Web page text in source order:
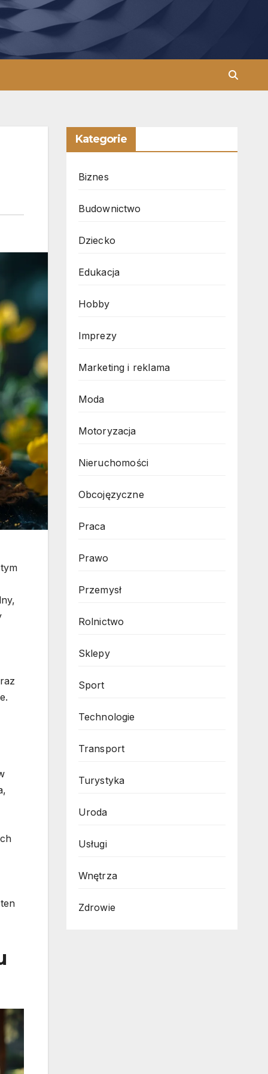
Kategorie
Biznes
Budownictwo
Dziecko
Edukacja
Hobby
Imprezy
Marketing i reklama
Moda
Motoryzacja
Nieruchomości
Obcojęzyczne
Praca
Prawo
Przemysł
Rolnictwo
Sklepy
Sport
Technologie
Transport
Turystyka
Uroda
Usługi
Wnętrza
Zdrowie